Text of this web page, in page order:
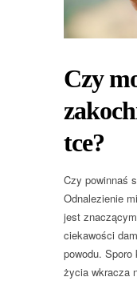
Czy
tce?
Czy powinnaś
Odnalezienie
jest
ciekawości
powodu.
życia wkracza